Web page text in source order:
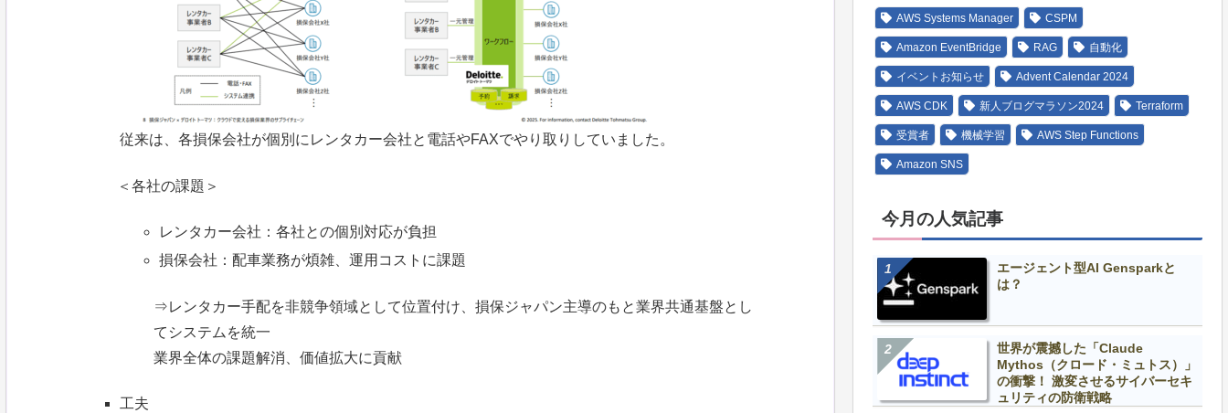
従来は、各損保会社が個別にレンタカー会社と電話やFAXでやり取りしていました。
＜各社の課題＞
レンタカー会社：各社との個別対応が負担
損保会社：配車業務が煩雑、運用コストに課題
⇒レンタカー手配を非競争領域として位置付け、損保ジャパン主導のもと業界共通基盤とし
てシステムを統一
業界全体の課題解消、価値拡大に貢献
工夫
AWS Systems Manager CSPM
Amazon EventBridge RAG 自動化
イベントお知らせ Advent Calendar 2024
AWS CDK 新人ブログマラソン2024 Terraform
受賞者 機械学習 AWS Step Functions
Amazon SNS
今月の人気記事
エージェント型AI Gensparkと
は？
世界が震撼した「Claude
Mythos（クロード・ミュトス）」
の衝撃！ 激変させるサイバーセキ
ュリティの防衛戦略